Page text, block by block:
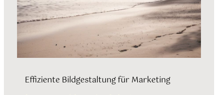
Effiziente Bildgestaltung für Marketing